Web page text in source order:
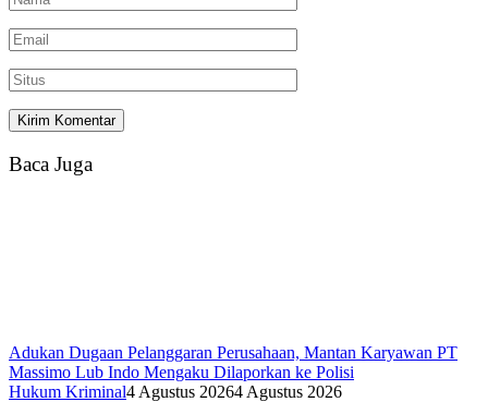
Baca Juga
Adukan Dugaan Pelanggaran Perusahaan, Mantan Karyawan PT
Massimo Lub Indo Mengaku Dilaporkan ke Polisi
Hukum Kriminal4 Agustus 20264 Agustus 2026